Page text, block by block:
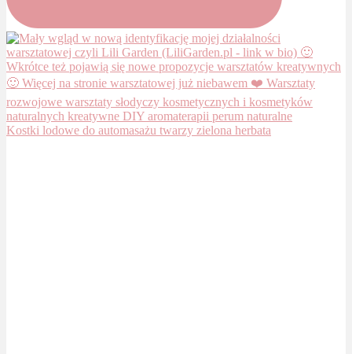
Kostki lodowe do automasażu twarzy zielona herbata